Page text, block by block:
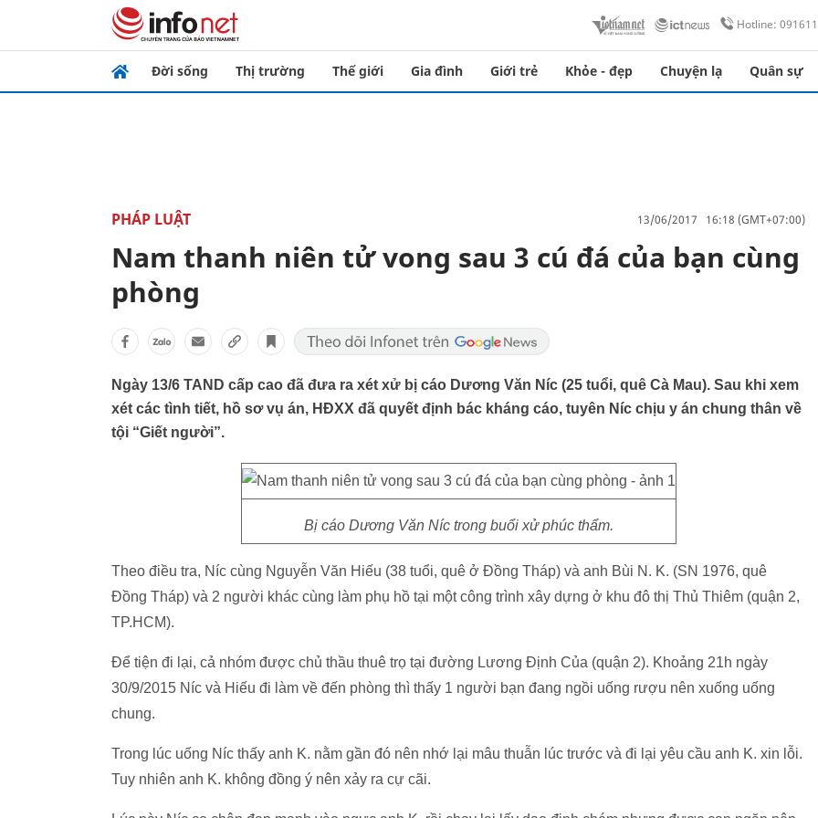
Hotline:
Đời sống Thị trường Thế giới Gia đình Giới trẻ Khỏe - đẹp Chuyện lạ Quân sự
PHÁP LUẬT 13/06/2017 16:18 (GMT+07:00)
Nam thanh niên tử vong sau 3 cú đá của bạn cùng
phòng
Ngày 13/6 TAND cấp cao đã đưa ra xét xử bị cáo Dương Văn Níc (25 tuổi, quê Cà Mau). Sau khi xem
xét các tình tiết, hồ sơ vụ án, HĐXX đã quyết định bác kháng cáo, tuyên Níc chịu y án chung thân về
tội “Giết người”.
Bị cáo Dương Văn Níc trong buổi xử phúc thẩm.
Theo điều tra, Níc cùng Nguyễn Văn Hiếu (38 tuổi, quê ở Đồng Tháp) và anh Bùi N. K. (SN 1976, quê
Đồng Tháp) và 2 người khác cùng làm phụ hồ tại một công trình xây dựng ở khu đô thị Thủ Thiêm (quận 2,
TP.HCM).
Để tiện đi lại, cả nhóm được chủ thầu thuê trọ tại đường Lương Định Của (quận 2). Khoảng 21h ngày
30/9/2015 Níc và Hiếu đi làm về đến phòng thì thấy 1 người bạn đang ngồi uống rượu nên xuống uống
chung.
Trong lúc uống Níc thấy anh K. nằm gần đó nên nhớ lại mâu thuẫn lúc trước và đi lại yêu cầu anh K. xin lỗi.
Tuy nhiên anh K. không đồng ý nên xảy ra cự cãi.